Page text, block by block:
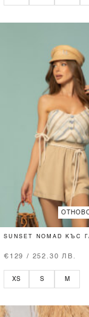
SUNSET NOMAD КЪС
€129 / 252.30 ЛВ.
XS S M